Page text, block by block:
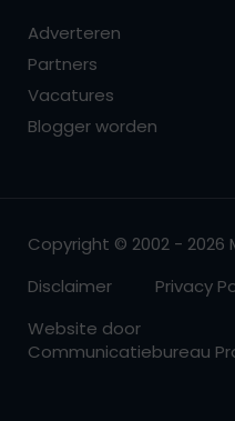
Adverteren
Partners
Vacatures
Blogger worden
Copyright © 2002 - 2026
Disclaimer
Privacy
Website door
Communicatiebureau